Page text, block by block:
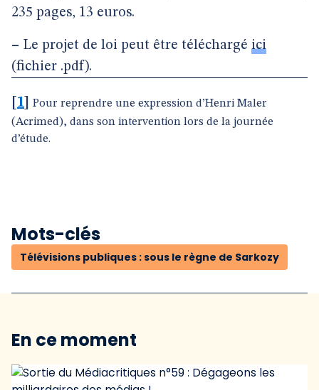
235 pages, 13 euros.
– Le projet de loi peut être téléchargé ici
(fichier .pdf).
1
Pour reprendre une expression d’Henri Maler
(Acrimed), dans son intervention lors de la journée
d’étude.
Mots-clés
Télévisions publiques : sous le règne de Sarkozy
En ce moment